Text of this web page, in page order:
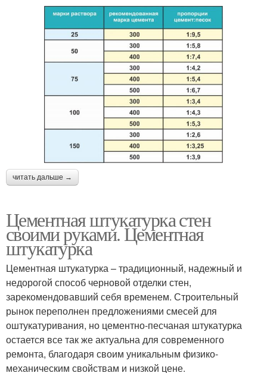
читать дальше →
Цементная штукатурка стен
своими руками. Цементная
штукатурка
Цементная штукатурка – традиционный, надежный и
недорогой способ черновой отделки стен,
зарекомендовавший себя временем. Строительный
рынок переполнен предложениями смесей для
оштукатуривания, но цементно-песчаная штукатурка
остается все так же актуальна для современного
ремонта, благодаря своим уникальным физико-
механическим свойствам и низкой цене.